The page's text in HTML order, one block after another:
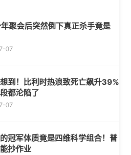
聚会后突然倒下真正杀手竟是
07
到！比利时热浪致死亡飙升39%
都沦陷了
07
冠军体质竟是四维科学组合！普
抄作业